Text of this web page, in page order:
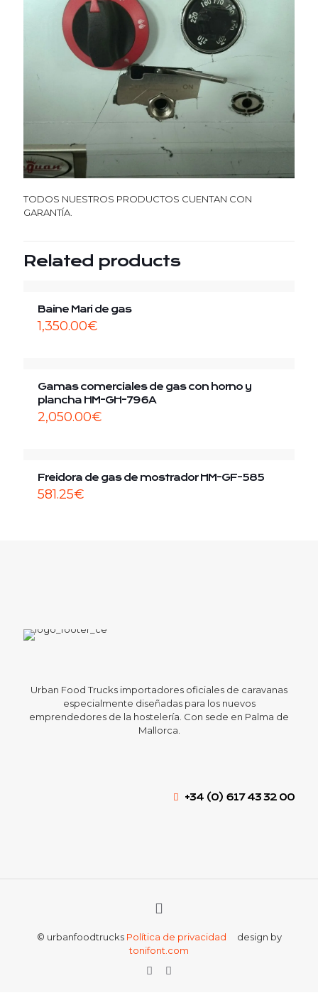
TODOS NUESTROS PRODUCTOS CUENTAN CON
GARANTÍA.
Related products
Baine Mari de gas
1,350.00€
Gamas comerciales de gas con horno y
plancha HM-GH-796A
2,050.00€
Freidora de gas de mostrador HM-GF-585
581.25€
Urban Food Trucks importadores oficiales de caravanas
especialmente diseñadas para los nuevos
emprendedores de la hostelería. Con sede en Palma de
Mallorca.
+34 (0) 617 43 32 00
© urbanfoodtrucks Política de privacidad design by
tonifont.com